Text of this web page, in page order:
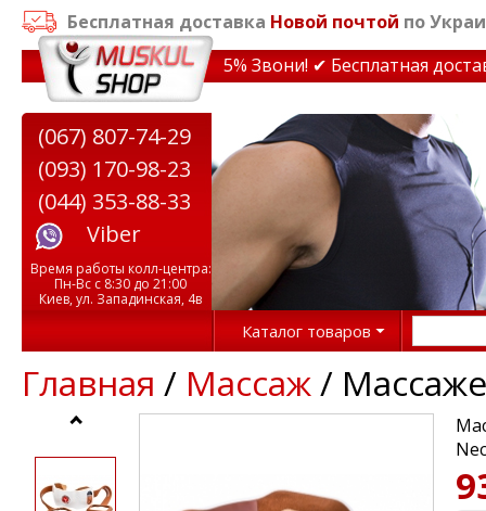
Бесплатная доставка Новой почтой по
на тренажеры до 15% Звони! ✔ Бесплатная
(067) 807-74-29
(093) 170-98-23
(044) 353-88-33
Viber
Время работы колл-центра:
Пн-Вс с 8:30 до 21:00
Киев, ул. Западинская, 4в
Каталог товаров
Главная / Массаж/